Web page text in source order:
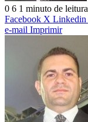
0 6 1 minuto de leitura
Facebook X Linkedin
e-mail Imprimir